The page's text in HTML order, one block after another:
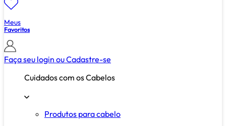
Meus
Favoritos
Faça seu login ouCadastre-se
Cuidados com os Cabelos
Produtos para cabelo